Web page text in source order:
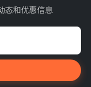
态和优惠信息